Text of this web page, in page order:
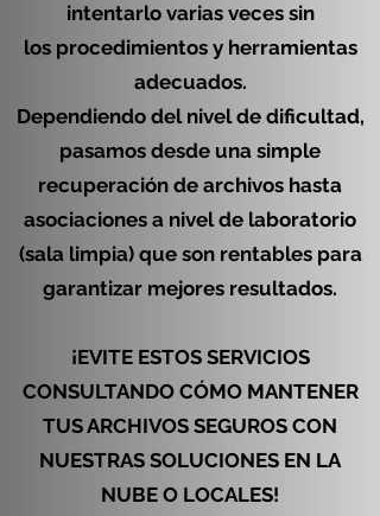
intentarlo varias veces sin
los procedimientos y herramientas
adecuados.
Dependiendo del nivel de dificultad,
pasamos desde una simple
recuperación de archivos hasta
asociaciones a nivel de laboratorio
(sala limpia) que son rentables para
garantizar mejores resultados.
¡EVITE ESTOS SERVICIOS
CONSULTANDO CÓMO MANTENER
TUS ARCHIVOS SEGUROS CON
NUESTRAS SOLUCIONES EN LA
NUBE O LOCALES!